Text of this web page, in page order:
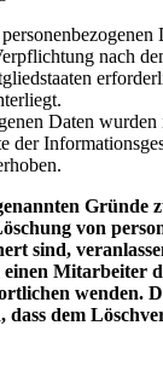
nach
Daten
der
Gründe
von
sind,
Mitarbeiter
wenden.
dem